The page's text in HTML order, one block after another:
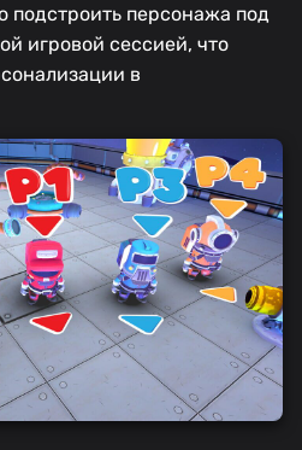
персонажа под
игровой сессией, что
в